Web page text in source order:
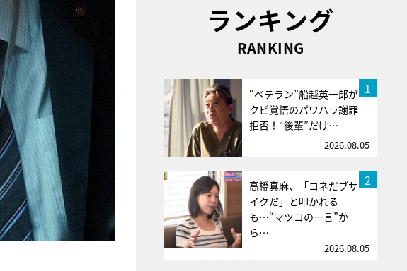
ランキング
RANKING
1
“ベテラン”船越英一郎が
クビ覚悟のパワハラ謝罪
拒否！“後輩”だけ…
2026.08.05
2
高橋真麻、「コネだブサ
イクだ」と叩かれる
も…“マツコの一言”か
ら…
2026.08.05